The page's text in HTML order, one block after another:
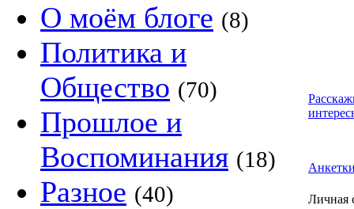
О моём блоге (8)
Политика и
Общество (70)
Прошлое и
Воспоминания (18)
Разное (40) Личная